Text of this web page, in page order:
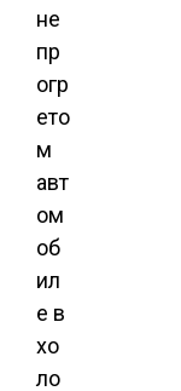
не
пр
огр
ето
м
авт
ом
об
ил
е в
хо
ло